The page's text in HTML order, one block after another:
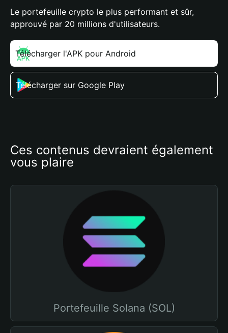
Le portefeuille crypto le plus performant et sûr,
approuvé par 20 millions d'utilisateurs.
Télécharger l'APK pour Android
Télécharger sur Google Play
Ces contenus devraient également
vous plaire
Portefeuille Solana (SOL)